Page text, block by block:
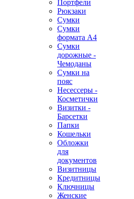
Портфели
Рюкзаки
Сумки
Сумки
формата А4
Сумки
дорожные -
Чемоданы
Сумки на
пояс
Несессеры -
Косметички
Визитки -
Барсетки
Папки
Кошельки
Обложки
для
документов
Визитницы
Кредитницы
Ключницы
Женские